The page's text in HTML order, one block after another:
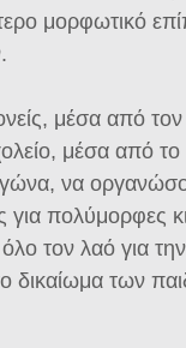
μορφωτικό
μέσα από
μέσα από το
να
πολύμορφες
τον λαό για
δικαίωμα των